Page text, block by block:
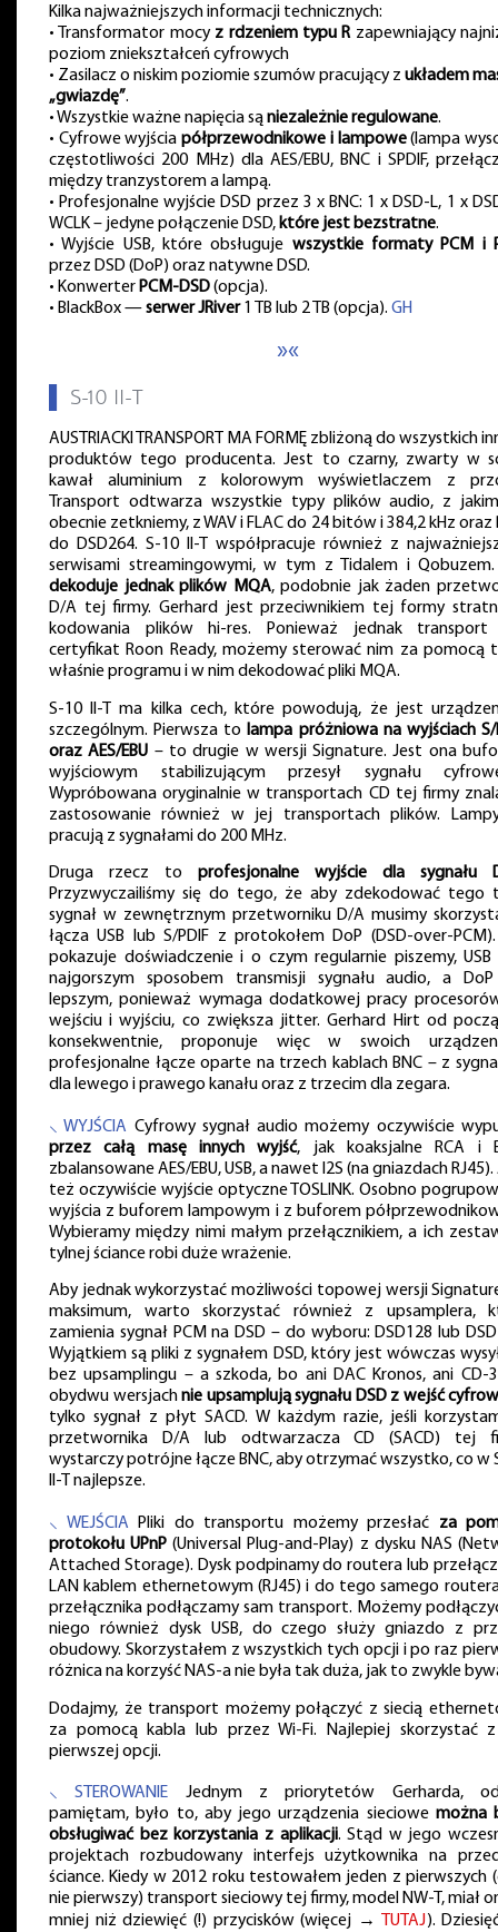
Kilka najważniejszych informacji technicznych:
• Transformator mocy z rdzeniem typu Rzapewniający
poziom zniekształceń cyfrowych
• Zasilacz o niskim poziomie szumów pracujący z układem
„gwiazdę”.
• Wszystkie ważne napięcia sąniezależnie regulowane.
• Cyfrowe wyjściapółprzewodnikowe i lampowe(lampa
częstotliwości 200 MHz) dla AES/EBU, BNC i SPDIF,
między tranzystorem a lampą.
• Profesjonalne wyjście DSD przez 3 x BNC: 1 x DSD-L, 1 x
WCLK – jedyne połączenie DSD, które jest bezstratne.
• Wyjście USB, które obsługuje wszystkie formaty PCM i
przez DSD (DoP) oraz natywne DSD.
• Konwerter PCM-DSD(opcja).
• BlackBox —serwer JRiver1 TB lub 2 TB (opcja). GH
»«
S-10 II-T
AUSTRIACKI TRANSPORT MA FORMĘ zbliżoną do wszystkich
produktów tego producenta. Jest to czarny, zwarty w
kawał aluminium z kolorowym wyświetlaczem z
Transport odtwarza wszystkie typy plików audio, z
obecnie zetkniemy, z WAV i FLAC do 24 bitów i 384,2 kHz oraz
do DSD264. S-10 II-T współpracuje również z
serwisami streamingowymi, w tym z Tidalem i
dekoduje jednak plików MQA, podobnie jak żaden
D/A tej firmy. Gerhard jest przeciwnikiem tej formy
kodowania plików hi-res. Ponieważ jednak transport
certyfikat Roon Ready, możemy sterować nim za pomocą
właśnie programu i w nim dekodować pliki MQA.
S-10 II-T ma kilka cech, które powodują, że jest
szczególnym. Pierwsza to lampa próżniowa na wyjściach S/
oraz AES/EBU – to drugie w wersji Signature. Jest ona
wyjściowym stabilizującym przesył sygnału
Wypróbowana oryginalnie w transportach CD tej firmy
zastosowanie również w jej transportach plików.
pracują z sygnałami do 200 MHz.
Druga rzecz to profesjonalne wyjście dla sygnału
Przyzwyczailiśmy się do tego, że aby zdekodować tego
sygnał w zewnętrznym przetworniku D/A musimy
łącza USB lub S/PDIF z protokołem DoP (DSD-over-
pokazuje doświadczenie i o czym regularnie piszemy,
najgorszym sposobem transmisji sygnału audio, a
lepszym, ponieważ wymaga dodatkowej pracy
wejściu i wyjściu, co zwiększa jitter. Gerhard Hirt od
konsekwentnie, proponuje więc w swoich
profesjonalne łącze oparte na trzech kablach BNC – z
dla lewego i prawego kanału oraz z trzecim dla zegara.
⸜ WYJŚCIA Cyfrowy sygnał audio możemy oczywiście
przez całą masę innych wyjść, jak koaksjalne RCA i
zbalansowane AES/EBU, USB, a nawet I2S (na gniazdach
też oczywiście wyjście optyczne TOSLINK. Osobno
wyjścia z buforem lampowym i z buforem
Wybieramy między nimi małym przełącznikiem, a ich
tylnej ściance robi duże wrażenie.
Aby jednak wykorzystać możliwości topowej wersji
maksimum, warto skorzystać również z upsamplera,
zamienia sygnał PCM na DSD – do wyboru: DSD128 lub
Wyjątkiem są pliki z sygnałem DSD, który jest wówczas
bez upsamplingu – a szkoda, bo ani DAC Kronos, ani CD-
obydwu wersjachnie upsamplują sygnału DSD z wejść
tylko sygnał z płyt SACD. W każdym razie, jeśli
przetwornika D/A lub odtwarzacza CD (SACD) tej
wystarczy potrójne łącze BNC, aby otrzymać wszystko, co w
II-T najlepsze.
⸜ WEJŚCIA Pliki do transportu możemy przesłać za
protokołu UPnP (Universal Plug-and-Play) z dysku NAS
Attached Storage). Dysk podpinamy do routera lub
LAN kablem ethernetowym (RJ45) i do tego samego
przełącznika podłączamy sam transport. Możemy
niego również dysk USB, do czego służy gniazdo z
obudowy. Skorzystałem z wszystkich tych opcji i po raz
różnica na korzyść NAS-a nie była tak duża, jak to zwykle
Dodajmy, że transport możemy połączyć z siecią
za pomocą kabla lub przez Wi-Fi. Najlepiej skorzystać
pierwszej opcji.
⸜ STEROWANIE Jednym z priorytetów Gerharda,
pamiętam, było to, aby jego urządzenia sieciowe można
obsługiwać bez korzystania z aplikacji. Stąd w jego
projektach rozbudowany interfejs użytkownika na
ściance. Kiedy w 2012 roku testowałem jeden z pierwszych
nie pierwszy) transport sieciowy tej firmy, model NW-T, miał
mniej niż dziewięć (!) przycisków (więcej →
TUTAJ).